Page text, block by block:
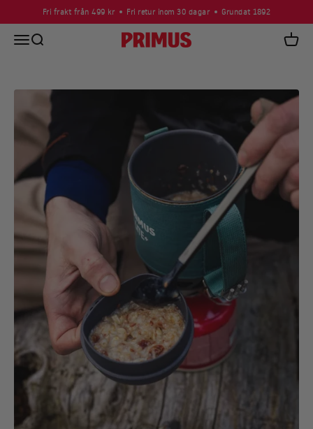
Hoppa till innehållet
Fri frakt från 499 kr Fri retur inom 30 dagar Grundat 1892
Öppna navigeringsmenyn
Öppna sök Primus